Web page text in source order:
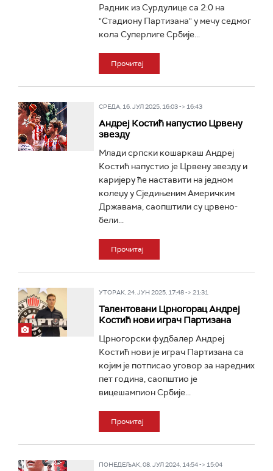
Радник из Сурдулице са 2:0 на
"Стадиону Партизана" у мечу седмог
кола Суперлиге Србије...
Прочитај
СРЕДА, 16. ЈУЛ 2025, 16:03 -> 16:43
Андреј Костић напустио Црвену
звезду
Млади српски кошаркаш Андреј
Костић напустио је Црвену звезду и
каријеру ће наставити на једном
колеџу у Сједињеним Америчким
Државама, саопштили су црвено-
бели...
Прочитај
УТОРАК, 24. ЈУН 2025, 17:48 -> 21:31
Талентовани Црногорац Андреј
Костић нови играч Партизана
Црногорски фудбалер Андреј
Костић нови је играч Партизана са
којим је потписао уговор за наредних
пет година, саопштио је
вицешампион Србије...
Прочитај
ПОНЕДЕЉАК, 08. ЈУЛ 2024, 14:54 -> 15:04